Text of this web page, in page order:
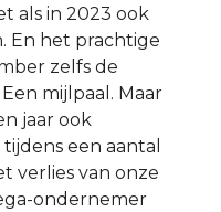
als in 2023 ook
En het prachtige
zelfs de
mijlpaal. Maar
jaar ook
een aantal
verlies van onze
ondernemer